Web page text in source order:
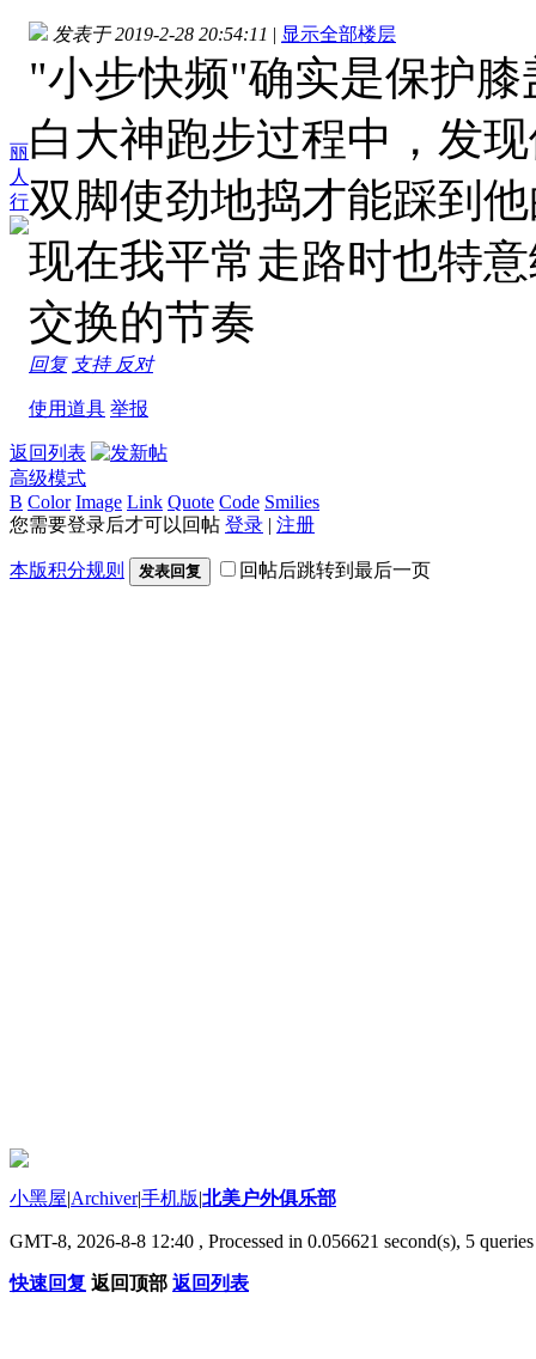
丽
人
行
发表于 2019-2-28 20:54:11 | 显示全部楼层
"小步快频"确实是保护
白大神跑步过程中，发
双脚使劲地捣才能踩到
现在我平常走路时也特
交换的节奏
回复 支持 反对
使用道具 举报
返回列表
高级模式
B Color Image Link Quote Code Smilies
您需要登录后才可以回帖 登录 | 注册
本版积分规则 发表回复 回帖后跳转到最后一页
小黑屋|Archiver|手机版|北美户外俱乐部
GMT-8, 2026-8-8 12:40 , Processed in 0.056621 second(s), 5
快速回复 返回顶部 返回列表